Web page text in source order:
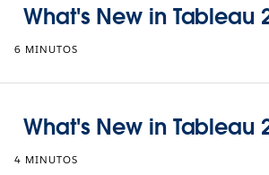
What's New in Tableau
6 MINUTOS
What's New in Tableau
4 MINUTOS